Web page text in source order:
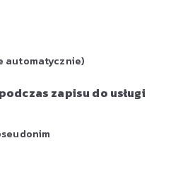
automatycznie)
zapisu do usługi